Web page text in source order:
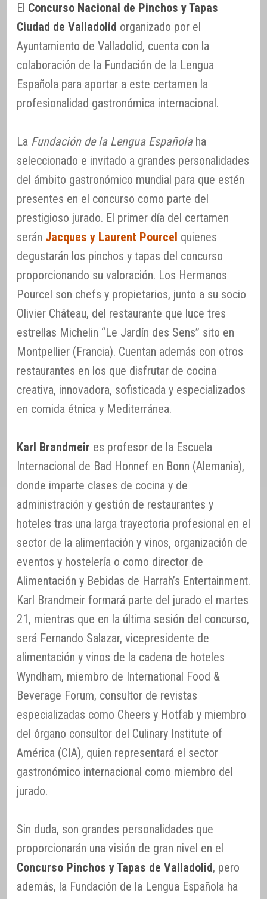
El Concurso Nacional de Pinchos y Tapas
Ciudad de Valladolid organizado por el
Ayuntamiento de Valladolid, cuenta con la
colaboración de la Fundación de la Lengua
Española para aportar a este certamen la
profesionalidad gastronómica internacional.
La Fundación de la Lengua Españolaha
seleccionado e invitado a grandes personalidades
del ámbito gastronómico mundial para que estén
presentes en el concurso como parte del
prestigioso jurado. El primer día del certamen
serán Jacques y Laurent Pourcel quienes
degustarán los pinchos y tapas del concurso
proporcionando su valoración. Los Hermanos
Pourcel son chefs y propietarios, junto a su socio
Olivier Château, del restaurante que luce tres
estrellas Michelin “Le Jardín des Sens” sito en
Montpellier (Francia). Cuentan además con otros
restaurantes en los que disfrutar de cocina
creativa, innovadora, sofisticada y especializados
en comida étnica y Mediterránea.
Karl Brandmeir es profesor de la Escuela
Internacional de Bad Honnef en Bonn (Alemania),
donde imparte clases de cocina y de
administración y gestión de restaurantes y
hoteles tras una larga trayectoria profesional en el
sector de la alimentación y vinos, organización de
eventos y hostelería o como director de
Alimentación y Bebidas de Harrah’s Entertainment.
Karl Brandmeir formará parte del jurado el martes
21, mientras que en la última sesión del concurso,
será Fernando Salazar, vicepresidente de
alimentación y vinos de la cadena de hoteles
Wyndham, miembro de International Food &
Beverage Forum, consultor de revistas
especializadas como Cheers y Hotfab y miembro
del órgano consultor del Culinary Institute of
América (CIA), quien representará el sector
gastronómico internacional como miembro del
jurado.
Sin duda, son grandes personalidades que
proporcionarán una visión de gran nivel en el
Concurso Pinchos y Tapas de Valladolid, pero
además, la Fundación de la Lengua Española ha